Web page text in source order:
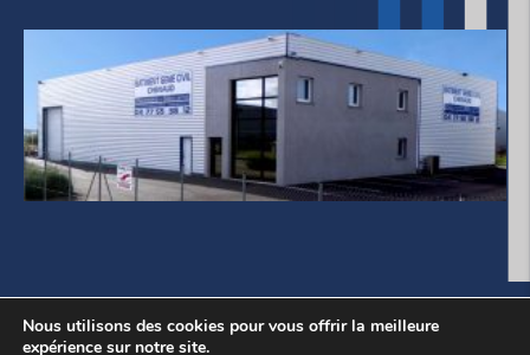
Mentions légales Politique de cookie
Nous utilisons des cookies pour vous offrir la meilleure
expérience sur notre site.